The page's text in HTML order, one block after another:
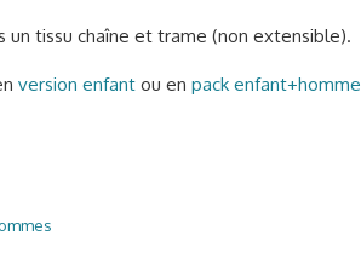
un tissu chaîne et trame (non extensible).
version enfant ou enpack enfant+homme
(homme) quantity